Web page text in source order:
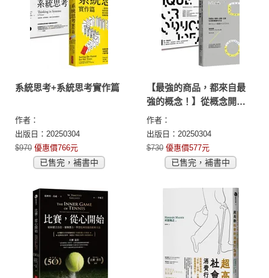
系統思考+系統思考實作篇
作者：
出版日：20250304
$970 優惠價766元
已售完，補書中
【最強的商品，都來自最
強的概念！】從概念開始
＋創意，從無到有
作者：
出版日：20250304
$730 優惠價577元
已售完，補書中